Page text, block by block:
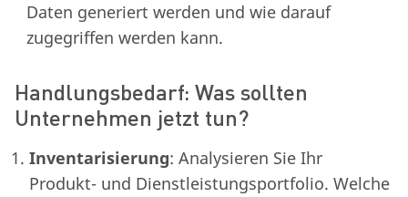
Daten generiert werden und wie darauf
zugegriffen werden kann.
Handlungsbedarf: Was sollten
Unternehmen jetzt tun?
Inventarisierung: Analysieren Sie Ihr
Produkt- und Dienstleistungsportfolio. Welche